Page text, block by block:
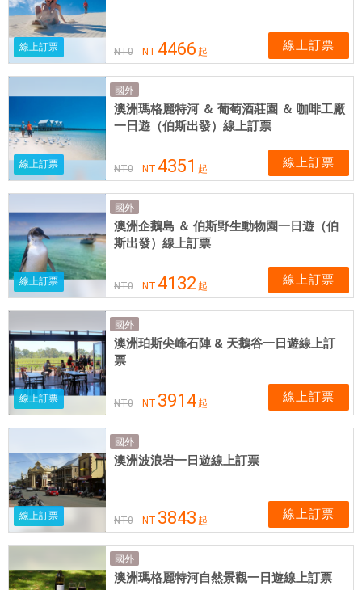
線上訂票 NT0 NT 4466 起 線上訂票
線上訂票
國外
澳洲瑪格麗特河 ＆ 葡萄酒莊園 ＆ 咖啡工廠
一日遊（伯斯出發）線上訂票
NT0 NT 4351 起 線上訂票
線上訂票
國外
澳洲企鵝島 ＆ 伯斯野生動物園一日遊（伯
斯出發）線上訂票
NT0 NT 4132 起 線上訂票
線上訂票
國外
澳洲珀斯尖峰石陣 & 天鵝谷一日遊線上訂
票
NT0 NT 3914 起 線上訂票
線上訂票
國外
澳洲波浪岩一日遊線上訂票
NT0 NT 3843 起 線上訂票
國外
澳洲瑪格麗特河自然景觀一日遊線上訂票